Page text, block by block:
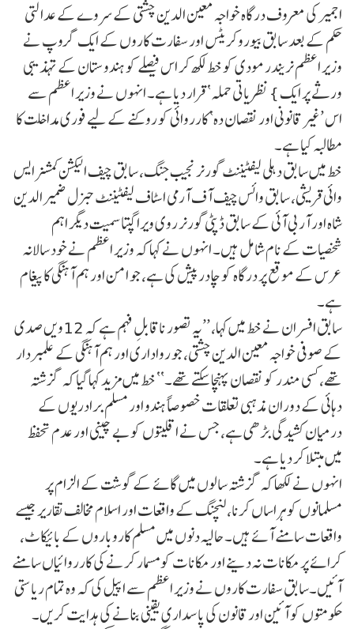
اجمیر کی معروف درگاہ خواجہ معین الدین چشتی کے سروے کے عدالتی
حکم کے بعد سابق بیوروکریٹس اور سفارت کاروں کے ایک گروپ نے
وزیر اعظم نریندر مودی کو خط لکھ کر اس فیصلے کو ہندوستان کے تہذیبی
ورثے پر ایک }نظریاتی حملہ‘ قرار دیا ہے۔ انہوں نے وزیر اعظم سے
اس ’غیر قانونی اور نقصان دہ‘ کارروائی کو روکنے کے لیے فوری مداخلت کا
مطالبہ کیا ہے۔
خط میں سابق دہلی لیفٹیننٹ گورنر نجیب جنگ، سابق چیف الیکشن کمشنر ایس
وائی قریشی، سابق وائس چیف آف آرمی اسٹاف لیفٹیننٹ جنرل ضمیر الدین
شاہ اور آر بی آئی کے سابق ڈپٹی گورنر روی ویرا گپتا سمیت دیگر اہم
شخصیات کے نام شامل ہیں۔ انہوں نے کہا کہ وزیر اعظم نے خود سالانہ
عرس کے موقع پر درگاہ کو چادر پیش کی ہے، جو امن اور ہم آہنگی کا پیغام
ہے۔
سابق افسران نے خط میں کہا، ’’یہ تصور ناقابلِ فہم ہے کہ 12ویں صدی
کے صوفی خواجہ معین الدین چشتی، جو رواداری اور ہم آہنگی کے علمبردار
تھے، کسی مندر کو نقصان پہنچا سکتے تھے۔‘‘ خط میں مزید کہا گیا کہ گزشتہ
دہائی کے دوران مذہبی تعلقات خصوصاً ہندو اور مسلم برادریوں کے
درمیان کشیدگی بڑھی ہے، جس نے اقلیتوں کو بے چینی اور عدم تحفظ
میں مبتلا کر دیا ہے۔
انہوں نے لکھا کہ گزشتہ سالوں میں گائے کے گوشت کے الزام پر
مسلمانوں کو ہراساں کرنا، لنچنگ کے واقعات اور اسلام مخالف تقاریر جیسے
واقعات سامنے آئے ہیں۔ حالیہ دنوں میں مسلم کاروباروں کے بائیکاٹ،
کرائے پر مکانات نہ دینے اور مکانات کو مسمار کرنے کی کارروائیاں سامنے
آئیں۔سابق سفارت کاروں نے وزیر اعظم سے اپیل کی کہ وہ تمام ریاستی
حکومتوں کو آئین اور قانون کی پاسداری یقینی بنانے کی ہدایت کریں۔